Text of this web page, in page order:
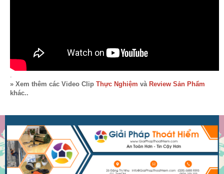
.
» Xem thêm các Video Clip Thực Nghiệm và Review Sản Phẩm
khác..